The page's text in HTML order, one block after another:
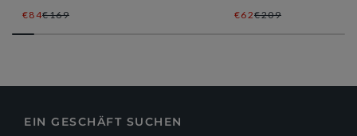
€84€169
€62€209
EIN GESCHÄFT SUCHEN